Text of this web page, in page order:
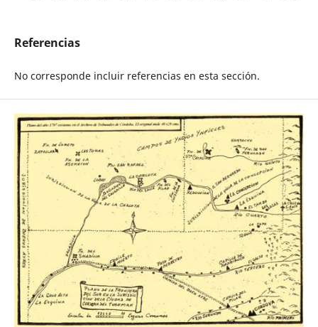
Referencias
No corresponde incluir referencias en esta sección.